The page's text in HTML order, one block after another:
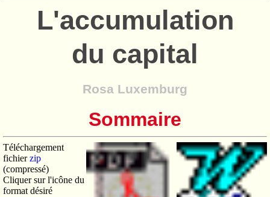
L'accumulation
du capital
Rosa Luxemburg
Sommaire
Téléchargement
fichierzip
(compressé)
Cliquer sur l'icône du
format désiré